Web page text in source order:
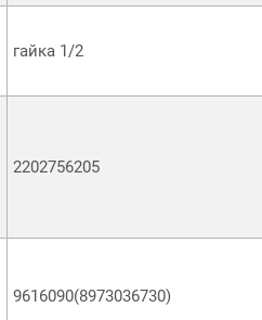
гайка 1/2
2202756205
9616090(8973036730)